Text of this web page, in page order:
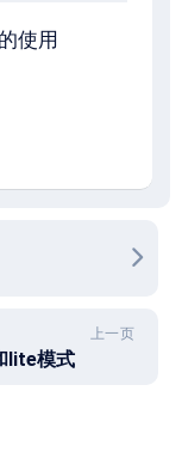
使用
上一页
lite模式